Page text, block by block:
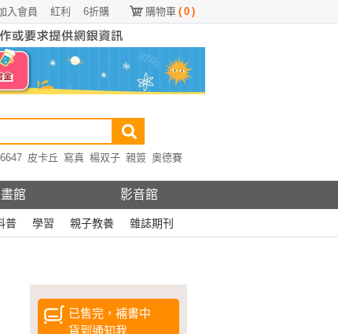
購物車 ( 0 )
6折購
紅利
入會員
皮卡丘 寫真 楊双子 親簽 奧德賽
館 影音館
普 學習 親子教養 雜誌期刊
已售完，補書中
貨到通知我